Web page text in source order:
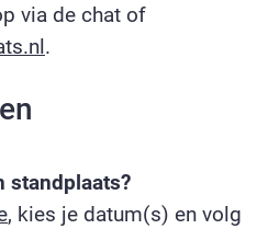
via de chat of
.
standplaats?
, kies je datum(s) en volg